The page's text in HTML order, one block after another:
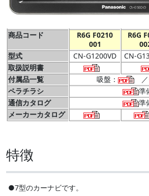
商品コード
R6G F0210
001
R6G
型式
CN-G1200VD CN-
取扱説明書
付属品一覧
吸盤：
／
ペラチラシ
準
通信カタログ
準
メーカーカタログ
特徴
●7型のカーナビです。